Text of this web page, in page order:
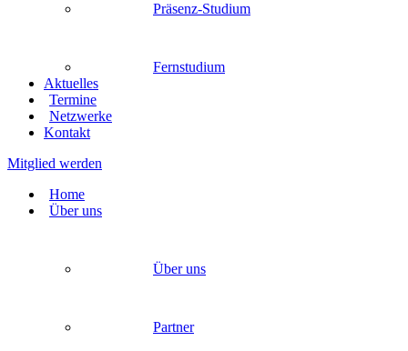
Präsenz-Studium
Fernstudium
Aktuelles
Termine
Netzwerke
Kontakt
Mitglied werden
Home
Über uns
Über uns
Partner